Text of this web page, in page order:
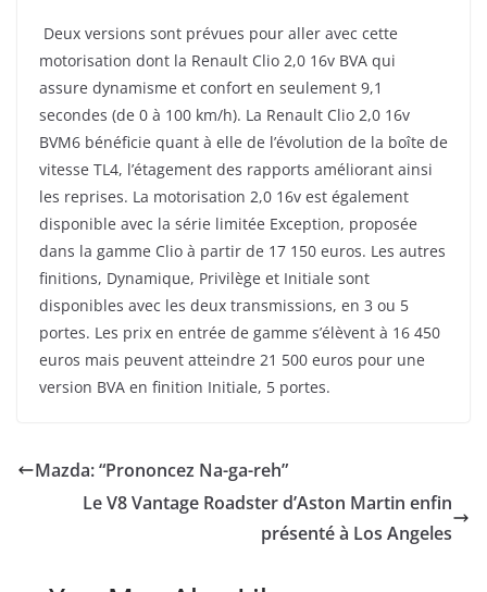
Deux versions sont prévues pour aller avec cette
motorisation dont la Renault Clio 2,0 16v BVA qui
assure dynamisme et confort en seulement 9,1
secondes (de 0 à 100 km/h). La Renault Clio 2,0 16v
BVM6 bénéficie quant à elle de l’évolution de la boîte de
vitesse TL4, l’étagement des rapports améliorant ainsi
les reprises. La motorisation 2,0 16v est également
disponible avec la série limitée Exception, proposée
dans la gamme Clio à partir de 17 150 euros. Les autres
finitions, Dynamique, Privilège et Initiale sont
disponibles avec les deux transmissions, en 3 ou 5
portes. Les prix en entrée de gamme s’élèvent à 16 450
euros mais peuvent atteindre 21 500 euros pour une
version BVA en finition Initiale, 5 portes.
Mazda: “Prononcez Na-ga-reh”
Le V8 Vantage Roadster d’Aston Martin enfin
présenté à Los Angeles